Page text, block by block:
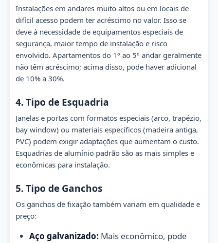
Instalações em andares muito altos ou em locais de
difícil acesso podem ter acréscimo no valor. Isso se
deve à necessidade de equipamentos especiais de
segurança, maior tempo de instalação e risco
envolvido. Apartamentos do 1º ao 5º andar geralmente
não têm acréscimo; acima disso, pode haver adicional
de 10% a 30%.
4. Tipo de Esquadria
Janelas e portas com formatos especiais (arco, trapézio,
bay window) ou materiais específicos (madeira antiga,
PVC) podem exigir adaptações que aumentam o custo.
Esquadrias de alumínio padrão são as mais simples e
econômicas para instalação.
5. Tipo de Ganchos
Os ganchos de fixação também variam em qualidade e
preço:
Aço galvanizado: Mais econômico, pode